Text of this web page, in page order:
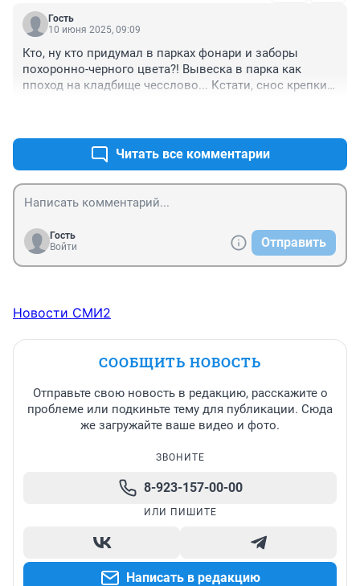
песочницей, игровыми фигурами, зоной с
дорожными знаками и зоной для скейтов. Так как
пространства для игры детей разного возраста и их
родителей не мешая друг другу. Всё пространство
использовалась очень органично. Без
Гость
10 июня 2025, 09:09
Кто, ну кто придумал в парках фонари и заборы
похоронно-черного цвета?! Вывеска в парка как
ппоход на кладбище чесслово... Кстати, снос крепких
Читать все комментарии
Гость
Войти
Отправить
Новости СМИ2
СООБЩИТЬ НОВОСТЬ
Отправьте свою новость в редакцию, расскажите о
проблеме или подкиньте тему для публикации. Сюда
же загружайте ваше видео и фото.
ЗВОНИТЕ
8-923-157-00-00
ИЛИ ПИШИТЕ
Написать в редакцию